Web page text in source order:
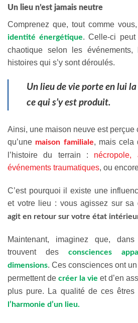
Un lieu n’est jamais neutre
Comprenez que, tout comme
identité énergétique. Celle-ci peut
chaotique selon les
histoires qui s’y sont déroulés.
Un lieu de vie porte en lui
ce qui s’y est produit.
Ainsi, une maison neuve est perçue
qu’une maison familiale, mais cela
l’histoire du terrain : nécropole,
événements traumatiques, ou
C’est pourquoi il existe une
et votre lieu : vous agissez sur sa
agit en retour sur votre état
Maintenant, imaginez que,
trouvent des consciences
dimensions. Ces consciences ont
permettent de créer la vie et d’en
plus pure. La qualité de ces êtres
l’harmonie d’un lieu.